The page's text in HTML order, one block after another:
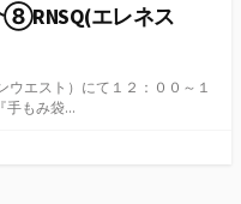
⑧RNSQ(エレネス
ウエスト）にて１２：００～１
手もみ袋...